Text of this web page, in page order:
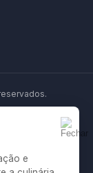
é um
Os conteúdos
e informativa. As
de nutricionistas,
e